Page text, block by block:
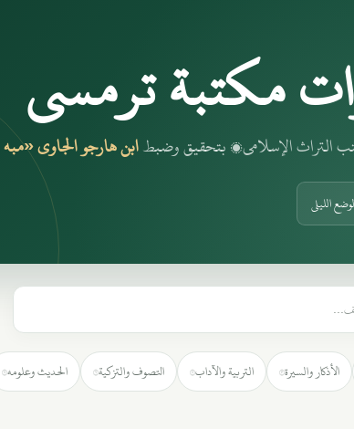
مكتبة ترمسي
التراث الإسلامي، بتحقيق وضبطابن هارجو الجاوي
الليلي
الأذكار والسيرة٣ التربية والآداب٥ التصوف والتزكية٦ الحديث وعلومه٧